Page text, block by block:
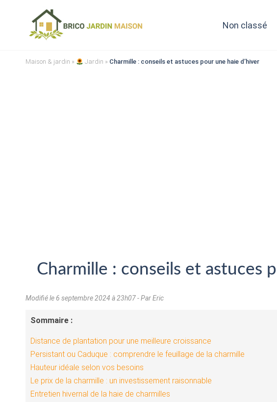
Non classé
Maison & jardin » Jardin » Charmille : conseils et astuces pour une haie d’hiver
Charmille : conseils et astuces
Modifié le 6 septembre 2024 à 23h07- Par Eric
Sommaire :
Distance de plantation pour une meilleure croissance
Persistant ou Caduque : comprendre le feuillage de la charmille
Hauteur idéale selon vos besoins
Le prix de la charmille : un investissement raisonnable
Entretien hivernal de la haie de charmilles